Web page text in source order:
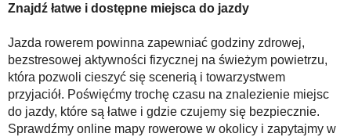
Znajdź łatwe i dostępne miejsca do jazdy
Jazda rowerem powinna zapewniać godziny zdrowej,
bezstresowej aktywności fizycznej na świeżym powietrzu,
która pozwoli cieszyć się scenerią i towarzystwem
przyjaciół. Poświęćmy trochę czasu na znalezienie miejsc
do jazdy, które są łatwe i gdzie czujemy się bezpiecznie.
Sprawdźmy online mapy rowerowe w okolicy i zapytajmy w